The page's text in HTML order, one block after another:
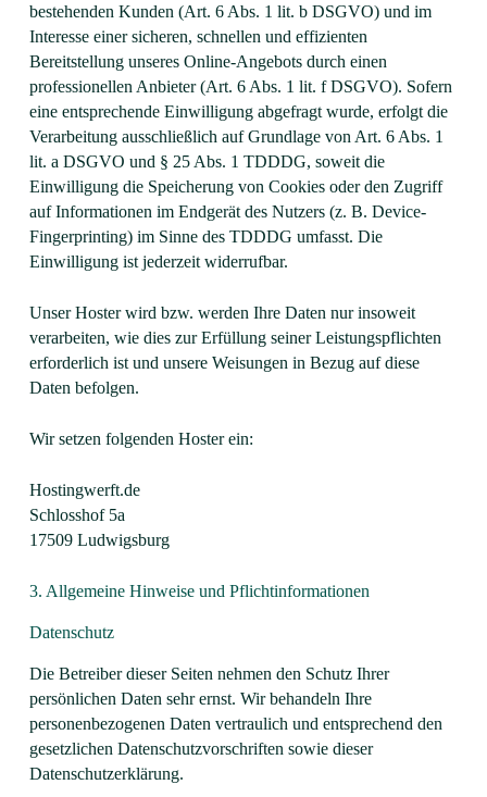
bestehenden Kunden (Art. 6 Abs. 1 lit. b DSGVO) und im
Interesse einer sicheren, schnellen und effizienten
Bereitstellung unseres Online-Angebots durch einen
professionellen Anbieter (Art. 6 Abs. 1 lit. f DSGVO). Sofern
eine entsprechende Einwilligung abgefragt wurde, erfolgt die
Verarbeitung ausschließlich auf Grundlage von Art. 6 Abs. 1
lit. a DSGVO und § 25 Abs. 1 TDDDG, soweit die
Einwilligung die Speicherung von Cookies oder den Zugriff
auf Informationen im Endgerät des Nutzers (z. B. Device-
Fingerprinting) im Sinne des TDDDG umfasst. Die
Einwilligung ist jederzeit widerrufbar.
Unser Hoster wird bzw. werden Ihre Daten nur insoweit
verarbeiten, wie dies zur Erfüllung seiner Leistungspflichten
erforderlich ist und unsere Weisungen in Bezug auf diese
Daten befolgen.
Wir setzen folgenden Hoster ein:
Hostingwerft.de
Schlosshof 5a
17509 Ludwigsburg
3. Allgemeine Hinweise und Pflicht­informationen
Datenschutz
Die Betreiber dieser Seiten nehmen den Schutz Ihrer
persönlichen Daten sehr ernst. Wir behandeln Ihre
personenbezogenen Daten vertraulich und entsprechend den
gesetzlichen Datenschutzvorschriften sowie dieser
Datenschutzerklärung.